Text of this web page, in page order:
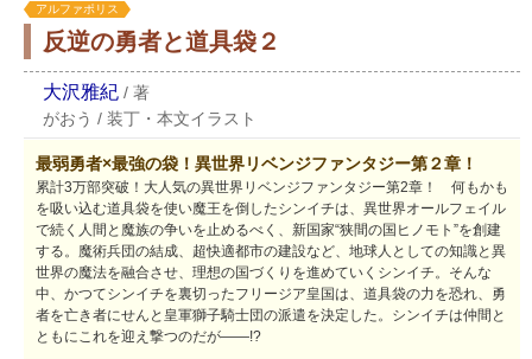
アルファポリス
反逆の勇者と道具袋２
大沢雅紀 / 著
がおう / 装丁・本文イラスト
最弱勇者×最強の袋！異世界リベンジファンタジー第２章！
累計3万部突破！大人気の異世界リベンジファンタジー第2章！ 何もかも
を吸い込む道具袋を使い魔王を倒したシンイチは、異世界オールフェイル
で続く人間と魔族の争いを止めるべく、新国家“狭間の国ヒノモト”を創建
する。魔術兵団の結成、超快適都市の建設など、地球人としての知識と異
世界の魔法を融合させ、理想の国づくりを進めていくシンイチ。そんな
中、かつてシンイチを裏切ったフリージア皇国は、道具袋の力を恐れ、勇
者を亡き者にせんと皇軍獅子騎士団の派遣を決定した。シンイチは仲間と
ともにこれを迎え撃つのだが――!?